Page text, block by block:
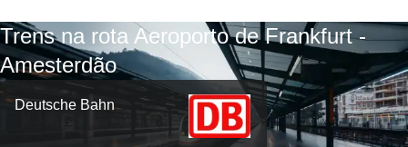
Trens na rota Aeroporto de Frankfurt -
Amesterdão
Deutsche Bahn